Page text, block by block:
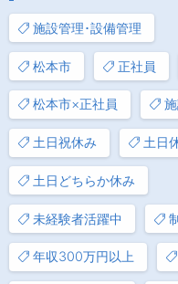
施設管理･設備管理
松本市 正社員
松本市×正社員
土日祝休み 土日
土日どちらか休み
未経験者活躍中
年収300万円以上